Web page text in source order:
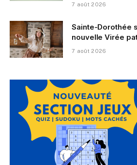
7 août 2026
Sainte-Dorothée
nouvelle Virée
7 août 2026